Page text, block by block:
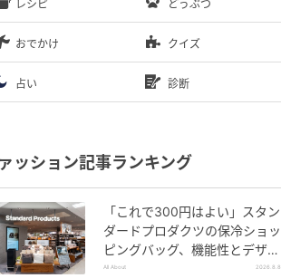
レシピ どうぶつ
おでかけ クイズ
占い 診断
ッション記事ランキング
「これで300円はよい」スタン
ダードプロダクツの保冷ショッ
ピングバッグ、機能性とデザイ
ンでネット大絶賛
All About 2026.8.8